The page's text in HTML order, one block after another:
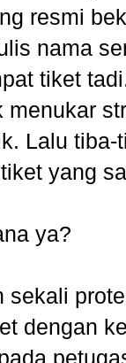
resmi
nama
tiket
Lalu
yang
ya?
sekali
dengan